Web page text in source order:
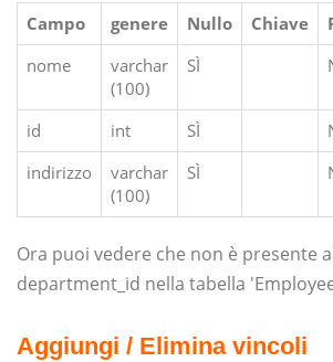
Campo genere Nullo Chiave
nome
varchar
(100)
SÌ
id int SÌ
indirizzo
varchar
(100)
SÌ
Ora puoi vedere che non è presente
department_id nella tabella
Aggiungi / Elimina vincoli